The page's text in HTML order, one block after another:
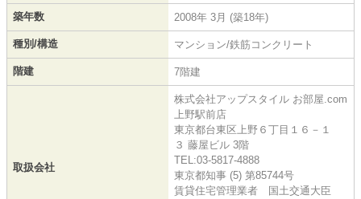
築年数 2008年 3月 (築18年)
種別/構造 マンション/鉄筋コンクリート
階建 7階建
取扱会社
株式会社アップスタイル お部屋.com
上野駅前店
東京都台東区上野６丁目１６－１
３ 藤屋ビル 3階
TEL:03-5817-4888
東京都知事 (5) 第85744号
賃貸住宅管理業者 国土交通大臣